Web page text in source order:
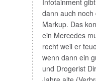
Infotainment
dann auch noch
Markup. Das
ein Mercedes
recht weil er
wenn dann ein
und Drogerist